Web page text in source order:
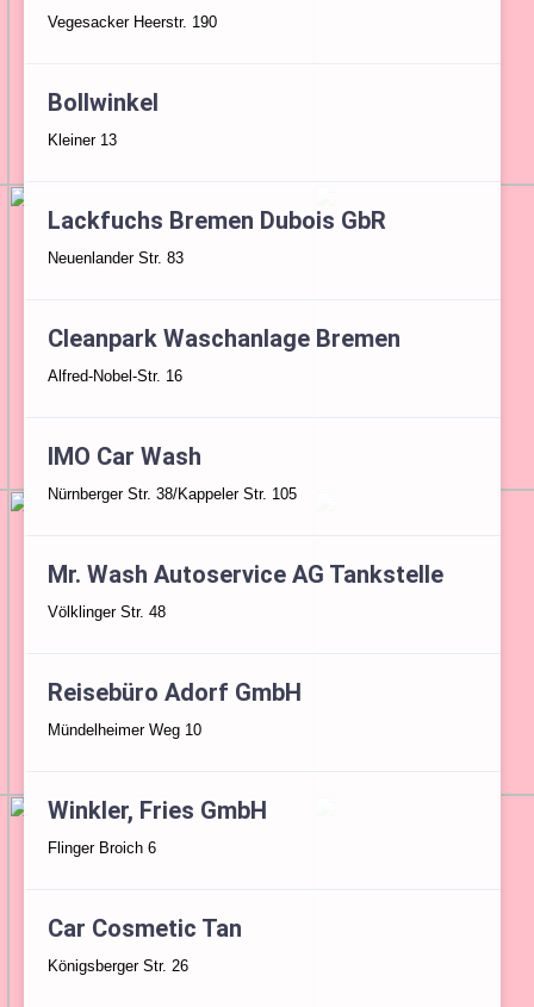
Vegesacker Heerstr. 190
Bollwinkel
Kleiner 13
Lackfuchs Bremen Dubois GbR
Neuenlander Str. 83
Cleanpark Waschanlage Bremen
Alfred-Nobel-Str. 16
IMO Car Wash
Nürnberger Str. 38/Kappeler Str. 105
Mr. Wash Autoservice AG Tankstelle
Völklinger Str. 48
Reisebüro Adorf GmbH
Mündelheimer Weg 10
Winkler, Fries GmbH
Flinger Broich 6
Car Cosmetic Tan
Königsberger Str. 26